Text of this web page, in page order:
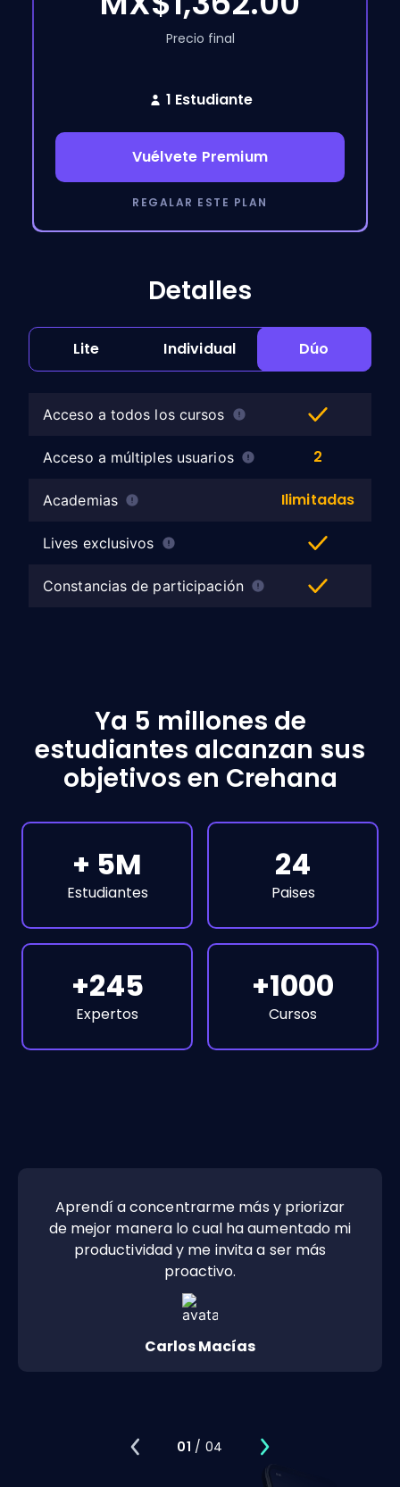
Precio final
1 Estudiante
Vuélvete Premium
REGALAR ESTE PLAN
Detalles
Lite Individual Dúo
Acceso a todos los cursos
Acceso a múltiples usuarios 2
Academias Ilimitadas
Lives exclusivos
Constancias de participación
Ya 5 millones de
estudiantes alcanzan sus
objetivos en Crehana
+ 5M
Estudiantes
24
Paises
+245
Expertos
+1000
Cursos
Aprendí a concentrarme más y priorizar
de mejor manera lo cual ha aumentado mi
productividad y me invita a ser más
proactivo.
Carlos Macías
01 / 04